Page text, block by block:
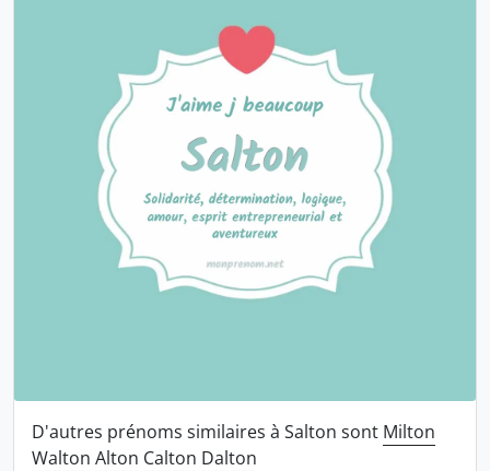
D'autres prénoms similaires à Salton sont Milton
Walton Alton Calton Dalton